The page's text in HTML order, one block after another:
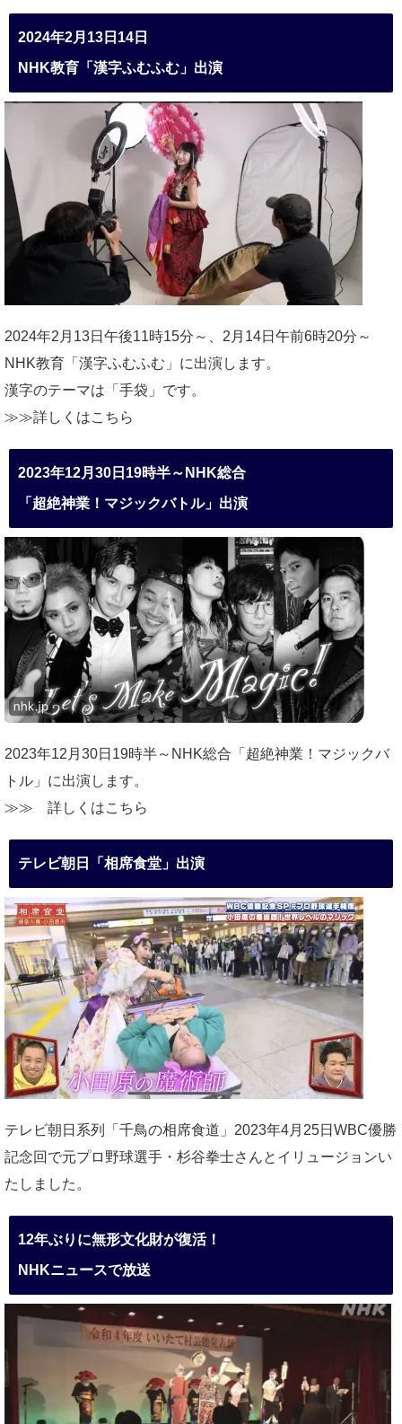
2024年2月13日14日
NHK教育「漢字ふむふむ」出演
2024年2月13日午後11時15分～、2月14日午前6時20分～
NHK教育「漢字ふむふむ」に出演します。
漢字のテーマは「手袋」です。
≫≫詳しくはこちら
2023年12月30日19時半～NHK総合
「超絶神業！マジックバトル」出演
2023年12月30日19時半～NHK総合「超絶神業！マジックバ
トル」に出演します。
≫≫ 詳しくはこちら
テレビ朝日「相席食堂」出演
テレビ朝日系列「千鳥の相席食道」2023年4月25日WBC優勝
記念回で元プロ野球選手・杉谷拳士さんとイリュージョンい
たしました。
12年ぶりに無形文化財が復活！
NHKニュースで放送